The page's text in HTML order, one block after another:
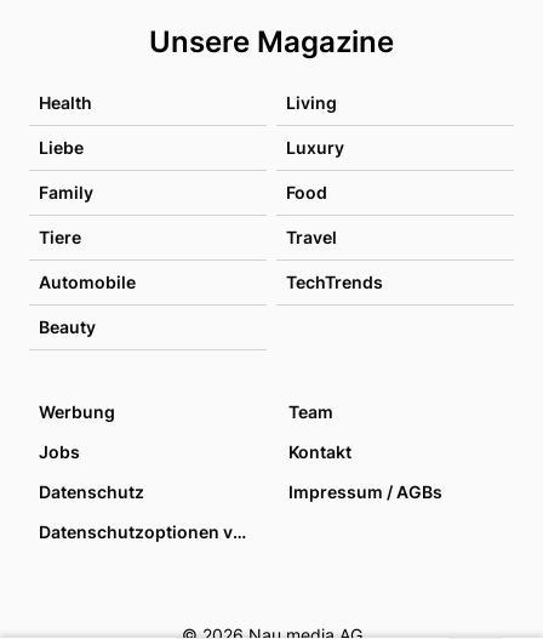
Unsere Magazine
Health Living
Liebe Luxury
Family Food
Tiere Travel
Automobile TechTrends
Beauty
Werbung
Team
Jobs
Kontakt
Datenschutz
Impressum / AGBs
Datenschutzoptionen verwalten
© 2026 Nau media AG